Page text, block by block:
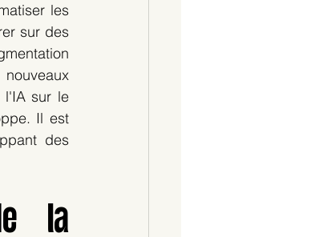
les
sur des
l'IA sur le
Il est
des
la